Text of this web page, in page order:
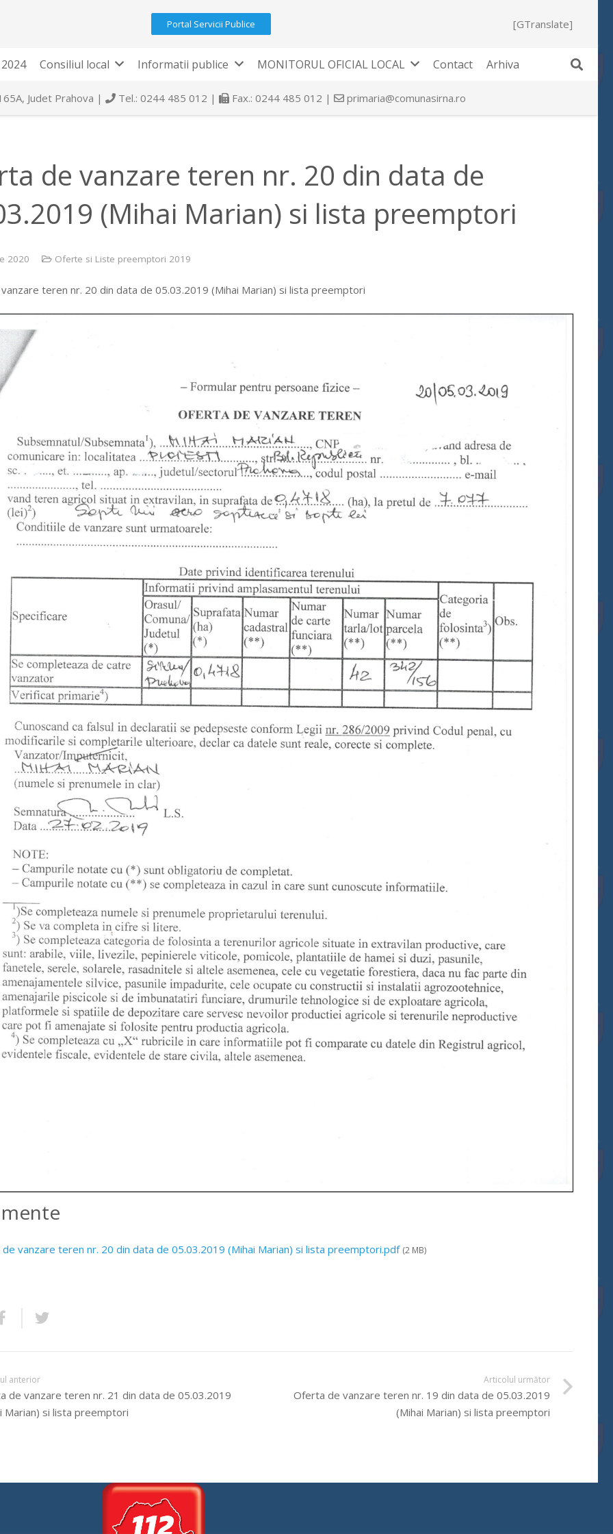
Portal Servicii Publice [GTranslate]
Consiliul local Informatii publice MONITORUL OFICIAL LOCAL Contact Arhiva
Judet Prahova | Tel.: 0244 485 012 | Fax.: 0244 485 012 | primaria@comunasirna.ro
de vanzare teren nr. 20 din data de
(Mihai Marian) si lista preemptori
2020 Oferte si Liste preemptori 2019
teren nr. 20 din data de 05.03.2019 (Mihai Marian) si lista preemptori
vanzare teren nr. 20 din data de 05.03.2019 (Mihai Marian) si lista preemptori.pdf (2 MB)
anterior
de vanzare teren nr. 21 din data de 05.03.2019
Marian) si lista preemptori
Articolul următor
Oferta de vanzare teren nr. 19 din data de 05.03.2019
(Mihai Marian) si lista preemptori